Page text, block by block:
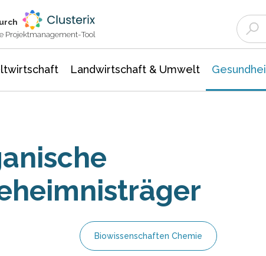
Projektmanagement-Tool
Landwirtschaft & Umwelt
Biowissenschaften Chemie